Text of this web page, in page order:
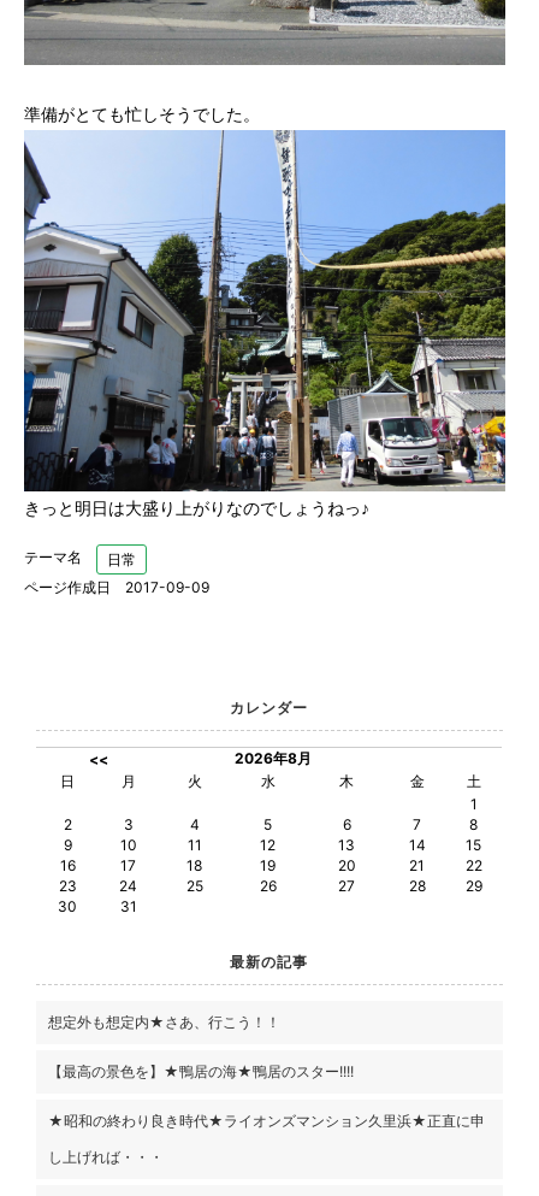
準備がとても忙しそうでした。
きっと明日は大盛り上がりなのでしょうねっ♪
テーマ名
日常
ページ作成日 2017-09-09
カレンダー
<<
2026年8月
日
月 火 水 木 金
土
1
2
3 4 5 6 7
8
9
10 11 12 13 14
15
16
17 18 19 20 21
22
23
24 25 26 27 28
29
30
31
最新の記事
想定外も想定内★さあ、行こう！！
【最高の景色を】★鴨居の海★鴨居のスター!!!!
★昭和の終わり良き時代★ライオンズマンション久里浜★正直に申
し上げれば・・・